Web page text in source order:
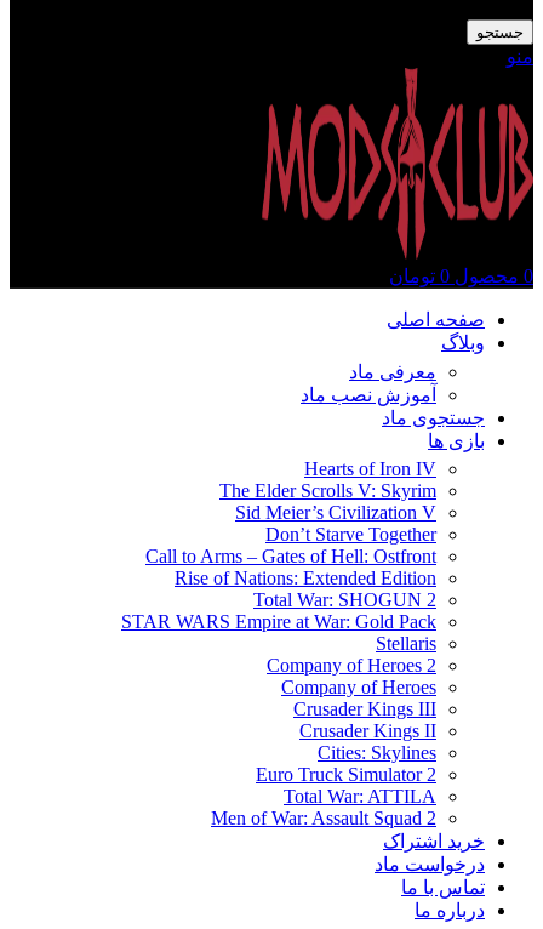
جستجو
منو
0 محصول 0 تومان
صفحه اصلی
وبلاگ
معرفی ماد
آموزش نصب ماد
جستجوی ماد
بازی ها
Hearts of Iron IV
The Elder Scrolls V: Skyrim
Sid Meier’s Civilization V
Don’t Starve Together
Call to Arms – Gates of Hell: Ostfront
Rise of Nations: Extended Edition
Total War: SHOGUN 2
STAR WARS Empire at War: Gold Pack
Stellaris
Company of Heroes 2
Company of Heroes
Crusader Kings III
Crusader Kings II
Cities: Skylines
Euro Truck Simulator 2
Total War: ATTILA
Men of War: Assault Squad 2
خرید اشتراک
درخواست ماد
تماس با ما
درباره ما